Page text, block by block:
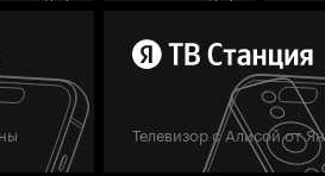
Телевизор с Алисой от